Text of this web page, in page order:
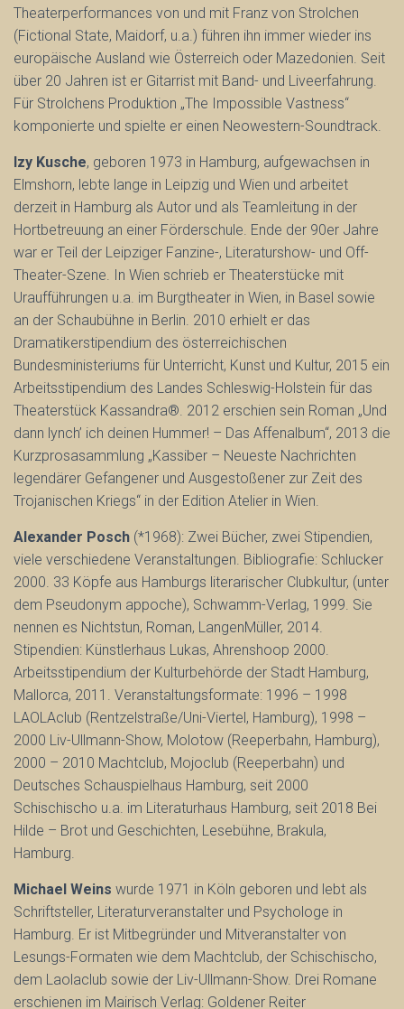
Theaterperformances von und mit Franz von Strolchen
(Fictional State, Maidorf, u.a.) führen ihn immer wieder ins
europäische Ausland wie Österreich oder Mazedonien. Seit
über 20 Jahren ist er Gitarrist mit Band- und Liveerfahrung.
Für Strolchens Produktion „The Impossible Vastness“
komponierte und spielte er einen Neowestern-Soundtrack.
Izy Kusche, geboren 1973 in Hamburg, aufgewachsen in
Elmshorn, lebte lange in Leipzig und Wien und arbeitet
derzeit in Hamburg als Autor und als Teamleitung in der
Hortbetreuung an einer Förderschule. Ende der 90er Jahre
war er Teil der Leipziger Fanzine-, Literaturshow- und Off-
Theater-Szene. In Wien schrieb er Theaterstücke mit
Uraufführungen u.a. im Burgtheater in Wien, in Basel sowie
an der Schaubühne in Berlin. 2010 erhielt er das
Dramatikerstipendium des österreichischen
Bundesministeriums für Unterricht, Kunst und Kultur, 2015 ein
Arbeitsstipendium des Landes Schleswig-Holstein für das
Theaterstück Kassandra®. 2012 erschien sein Roman „Und
dann lynch’ ich deinen Hummer! – Das Affenalbum“, 2013 die
Kurzprosasammlung „Kassiber – Neueste Nachrichten
legendärer Gefangener und Ausgestoßener zur Zeit des
Trojanischen Kriegs“ in der Edition Atelier in Wien.
Alexander Posch (*1968): Zwei Bücher, zwei Stipendien,
viele verschiedene Veranstaltungen. Bibliografie: Schlucker
2000. 33 Köpfe aus Hamburgs literarischer Clubkultur, (unter
dem Pseudonym appoche), Schwamm-Verlag, 1999. Sie
nennen es Nichtstun, Roman, LangenMüller, 2014.
Stipendien: Künstlerhaus Lukas, Ahrenshoop 2000.
Arbeitsstipendium der Kulturbehörde der Stadt Hamburg,
Mallorca, 2011. Veranstaltungsformate: 1996 – 1998
LAOLAclub (Rentzelstraße/Uni-Viertel, Hamburg), 1998 –
2000 Liv-Ullmann-Show, Molotow (Reeperbahn, Hamburg),
2000 – 2010 Machtclub, Mojoclub (Reeperbahn) und
Deutsches Schauspielhaus Hamburg, seit 2000
Schischischo u.a. im Literaturhaus Hamburg, seit 2018 Bei
Hilde – Brot und Geschichten, Lesebühne, Brakula,
Hamburg.
Michael Weins wurde 1971 in Köln geboren und lebt als
Schriftsteller, Literaturveranstalter und Psychologe in
Hamburg. Er ist Mitbegründer und Mitveranstalter von
Lesungs-Formaten wie dem Machtclub, der Schischischo,
dem Laolaclub sowie der Liv-Ullmann-Show. Drei Romane
erschienen im Mairisch Verlag: Goldener Reiter